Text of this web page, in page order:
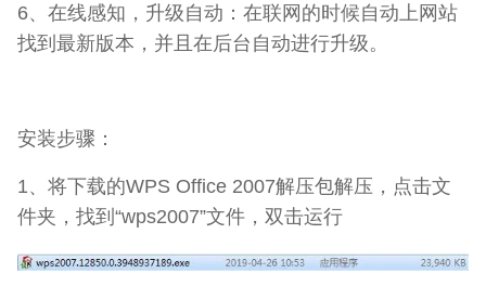
6、在线感知，升级自动：在联网的时候自动上网站
找到最新版本，并且在后台自动进行升级。
安装步骤：
1、将下载的WPS Office 2007解压包解压，点击文
件夹，找到“wps2007”文件，双击运行